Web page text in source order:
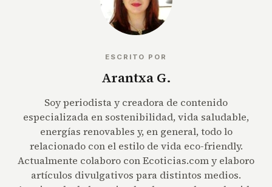
ESCRITO POR
Arantxa G.
Soy periodista y creadora de contenido
especializada en sostenibilidad, vida saludable,
energías renovables y, en general, todo lo
relacionado con el estilo de vida eco-friendly.
Actualmente colaboro con Ecoticias.com y elaboro
artículos divulgativos para distintos medios.